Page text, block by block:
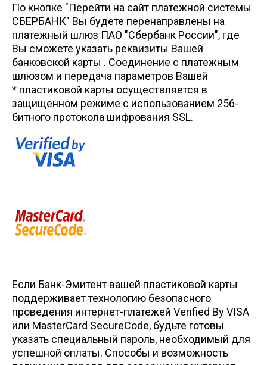
По кнопке "Перейти на сайт платежной системы
СБЕРБАНК" Вы будете перенаправлены на
платежный шлюз ПАО "Сбербанк России", где
Вы сможете указать реквизиты Вашей
банковской карты . Соединение с платежным
шлюзом и передача параметров Вашей
* пластиковой карты осуществляется в
защищенном режиме с использованием 256-
битного протокола шифрования SSL.
Если Банк-Эмитент вашей пластиковой карты
поддерживает технологию безопасного
проведения интернет-платежей Verified By VISA
или MasterCard SecureCode, будьте готовы
указать специальный пароль, необходимый для
успешной оплаты. Способы и возможность